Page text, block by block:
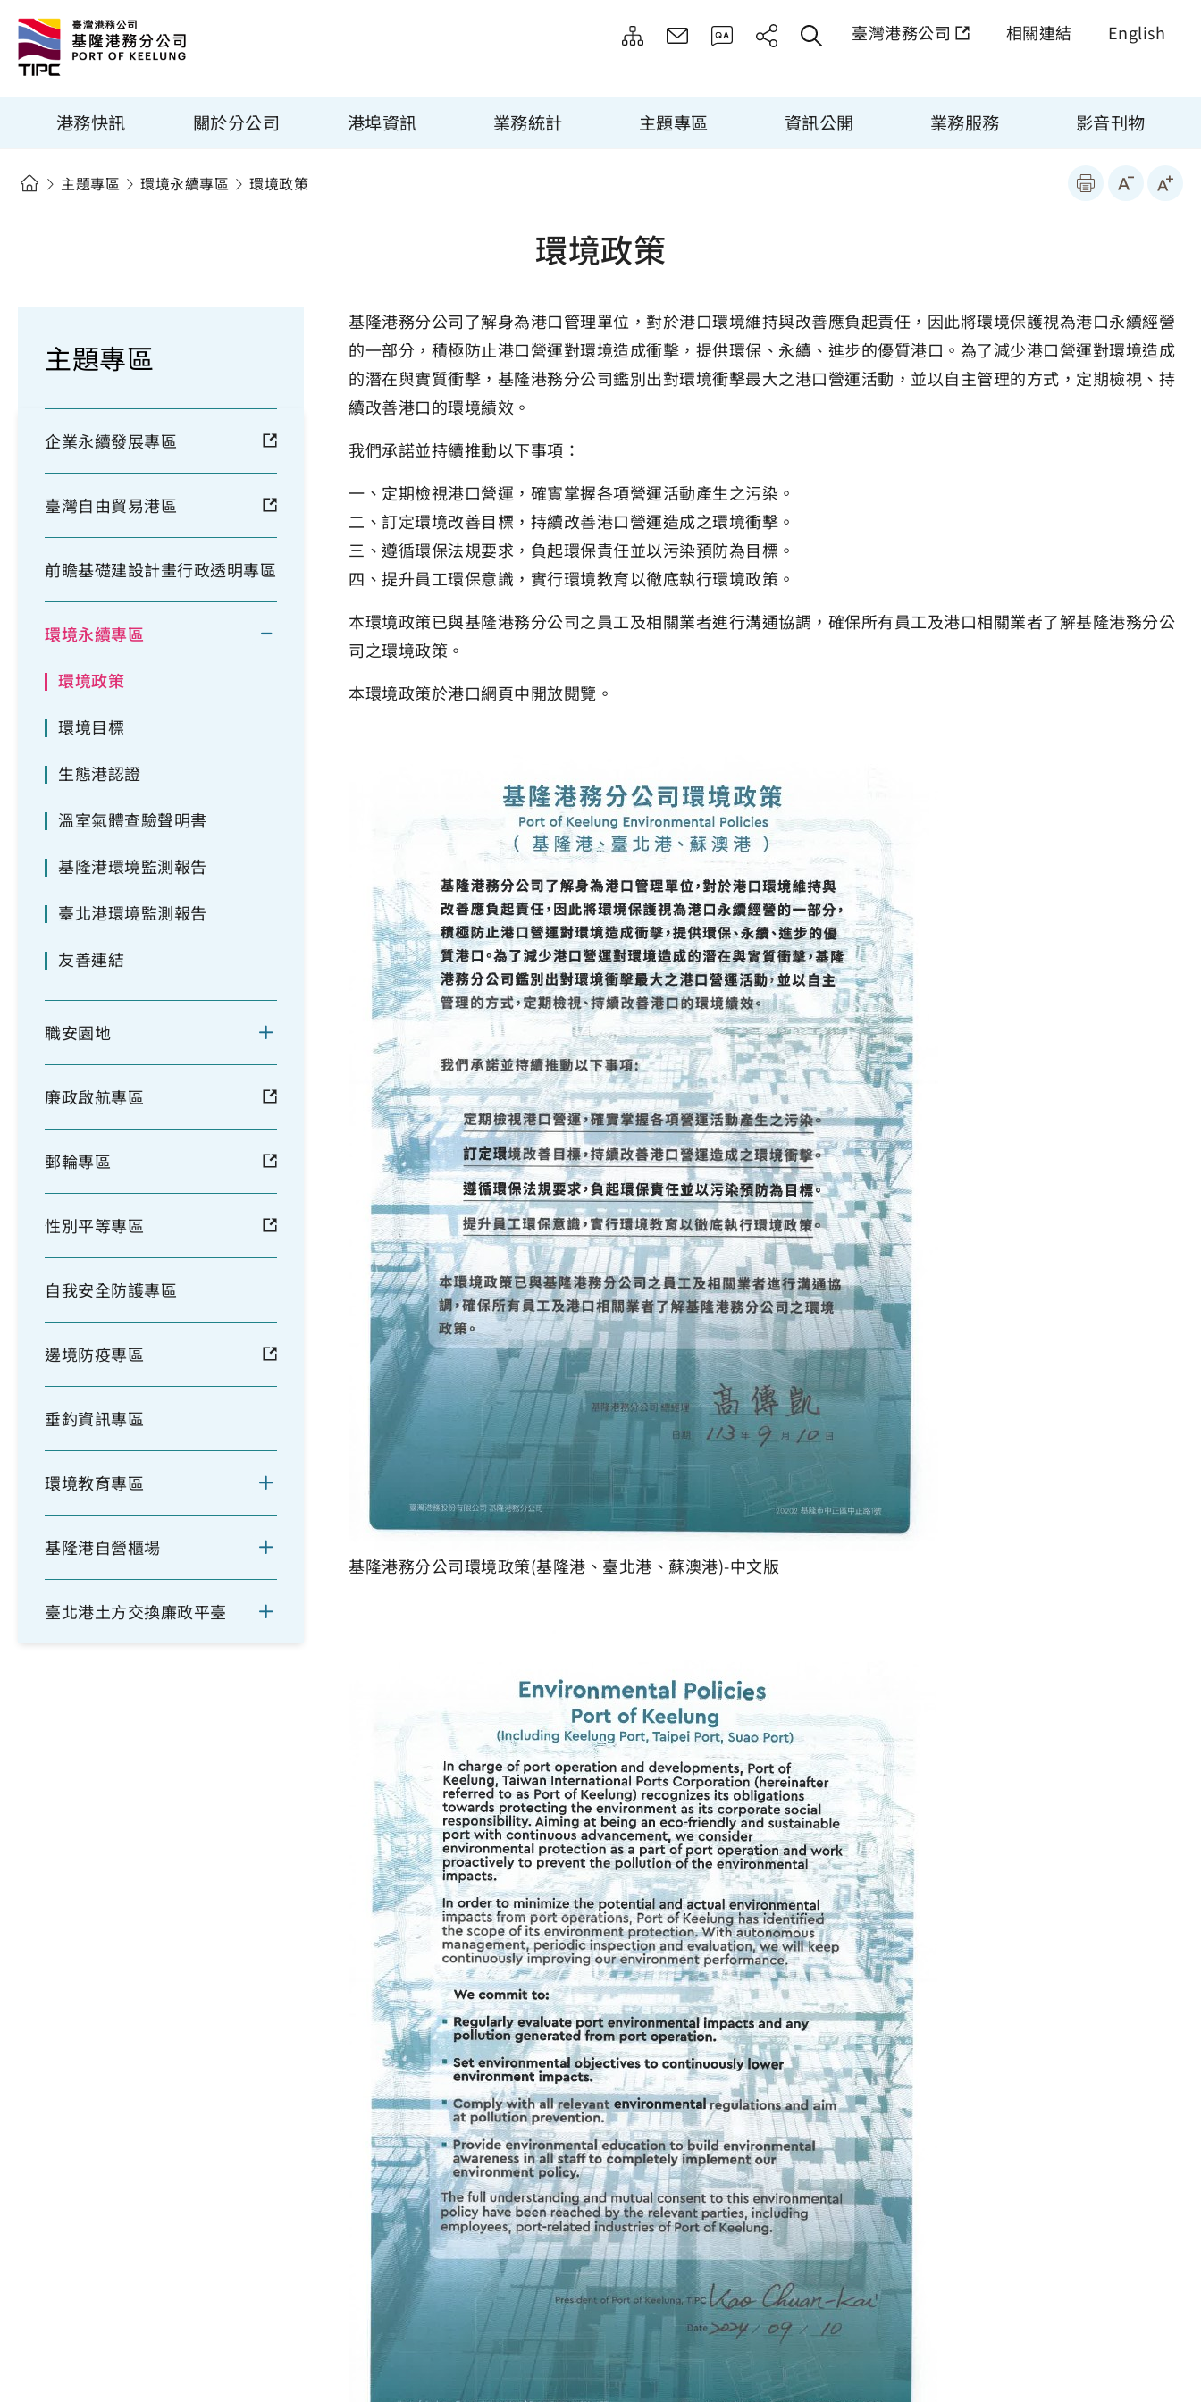
臺灣港務公司 相關連結 English
港務快訊 關於分公司 港埠資訊 業務統計 主題專區 資訊公開 業務服務 影音刊物
主題專區 環境永續專區 環境政策
環境政策
主題專區
企業永續發展專區
臺灣自由貿易港區
前瞻基礎建設計畫行政透明專區
環境永續專區
環境政策
環境目標
生態港認證
溫室氣體查驗聲明書
基隆港環境監測報告
臺北港環境監測報告
友善連結
職安園地
廉政啟航專區
郵輪專區
性別平等專區
自我安全防護專區
邊境防疫專區
垂釣資訊專區
環境教育專區
基隆港自營櫃場
臺北港土方交換廉政平臺
基隆港務分公司了解身為港口管理單位，對於港口環境維持與改善應負起責任，因此將環境保護視為港口永續經營
的一部分，積極防止港口營運對環境造成衝擊，提供環保、永續、進步的優質港口。為了減少港口營運對環境造成
的潛在與實質衝擊，基隆港務分公司鑑別出對環境衝擊最大之港口營運活動，並以自主管理的方式，定期檢視、持
續改善港口的環境績效。
我們承諾並持續推動以下事項：
一、定期檢視港口營運，確實掌握各項營運活動產生之污染。
二、訂定環境改善目標，持續改善港口營運造成之環境衝擊。
三、遵循環保法規要求，負起環保責任並以污染預防為目標。
四、提升員工環保意識，實行環境教育以徹底執行環境政策。
本環境政策已與基隆港務分公司之員工及相關業者進行溝通協調，確保所有員工及港口相關業者了解基隆港務分公
司之環境政策。
本環境政策於港口網頁中開放閱覽。
基隆港務分公司環境政策(基隆港、臺北港、蘇澳港)-中文版